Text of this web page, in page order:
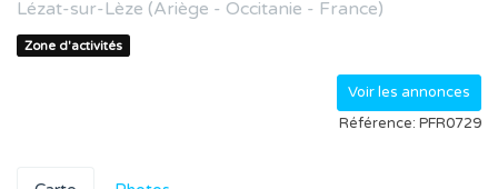
Lézat-sur-Lèze (Ariège - Occitanie - France)
Zone d'activités
Voir les annonces
Référence: PFR0729